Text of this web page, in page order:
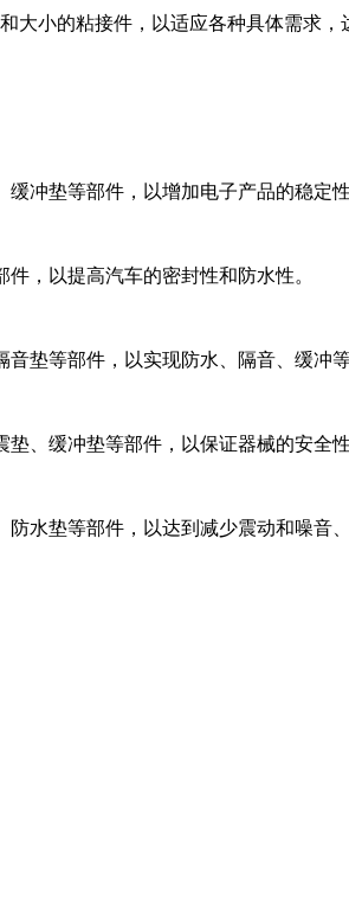
大小的粘接件，以适应各种具体需求，
冲垫等部件，以增加电子产品的稳定性
，以提高汽车的密封性和防水性。
垫等部件，以实现防水、隔音、缓冲等
、缓冲垫等部件，以保证器械的安全性
水垫等部件，以达到减少震动和噪音